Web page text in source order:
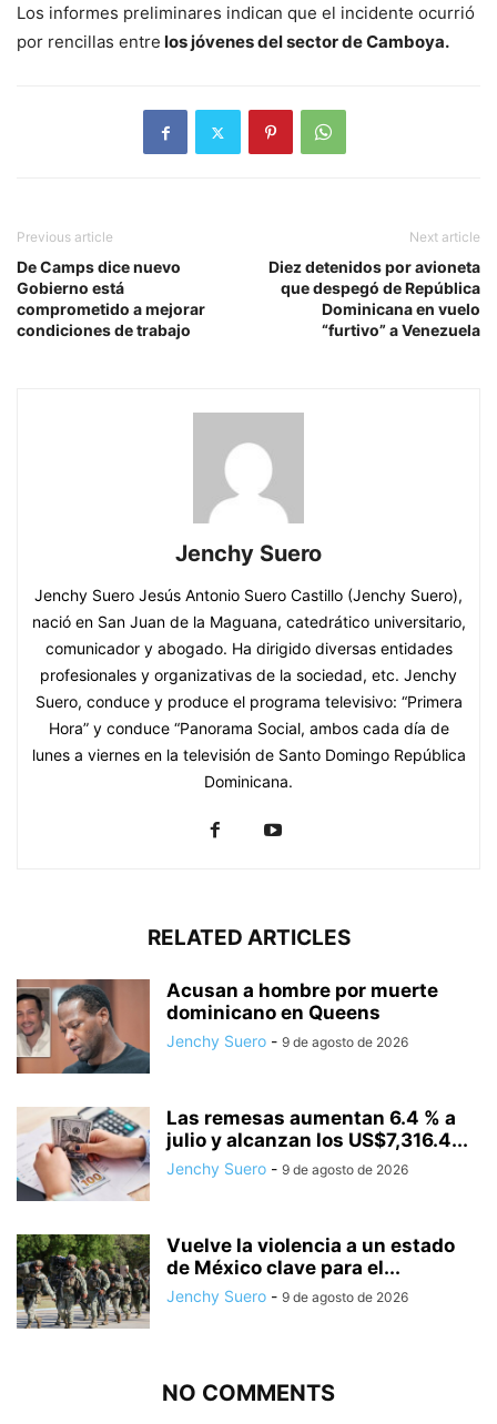
Los informes preliminares indican que el incidente ocurrió
por rencillas entre los jóvenes del sector de Camboya.
Previous article
De Camps dice nuevo
Gobierno está
comprometido a mejorar
condiciones de trabajo
Next article
Diez detenidos por avioneta
que despegó de República
Dominicana en vuelo
“furtivo” a Venezuela
Jenchy Suero
Jenchy Suero Jesús Antonio Suero Castillo (Jenchy Suero),
nació en San Juan de la Maguana, catedrático universitario,
comunicador y abogado. Ha dirigido diversas entidades
profesionales y organizativas de la sociedad, etc. Jenchy
Suero, conduce y produce el programa televisivo: “Primera
Hora” y conduce “Panorama Social, ambos cada día de
lunes a viernes en la televisión de Santo Domingo República
Dominicana.
RELATED ARTICLES
Acusan a hombre por muerte
dominicano en Queens
Jenchy Suero - 9 de agosto de 2026
Las remesas aumentan 6.4 % a
julio y alcanzan los US$7,316.4...
Jenchy Suero - 9 de agosto de 2026
Vuelve la violencia a un estado
de México clave para el...
Jenchy Suero - 9 de agosto de 2026
NO COMMENTS